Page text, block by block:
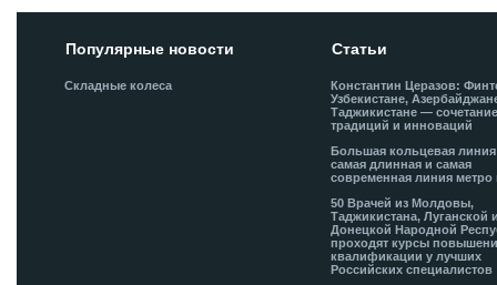
Популярные новости
Складные колеса
Статьи
Константин Церазов:
Узбекистане,
Таджикистане —
традиций и инноваций
Большая кольцевая
самая длинная и самая
современная линия метро
50 Врачей из Молдовы,
Таджикистана, Луганской
Донецкой Народной
проходят курсы
квалификации у лучших
Российских специалистов